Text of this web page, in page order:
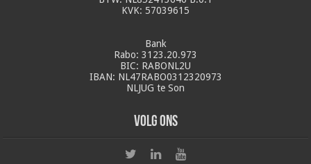
KVK: 57039615
Bank
Rabo: 3123.20.973
BIC: RABONL2U
IBAN: NL47RABO0312320973
NLJUG te Son
Volg ons